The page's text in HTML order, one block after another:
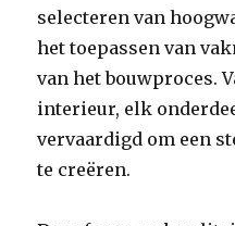
selecteren van
het toepassen van
van het bouwproces.
interieur, elk
vervaardigd om een
te creëren.